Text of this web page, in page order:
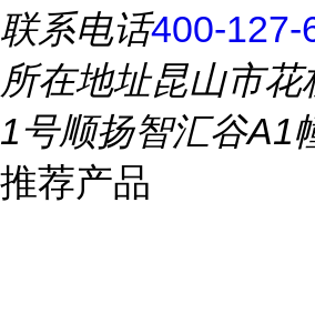
联系电话400-127-
所在地址昆山市花
1号顺扬智汇谷A1
推荐产品